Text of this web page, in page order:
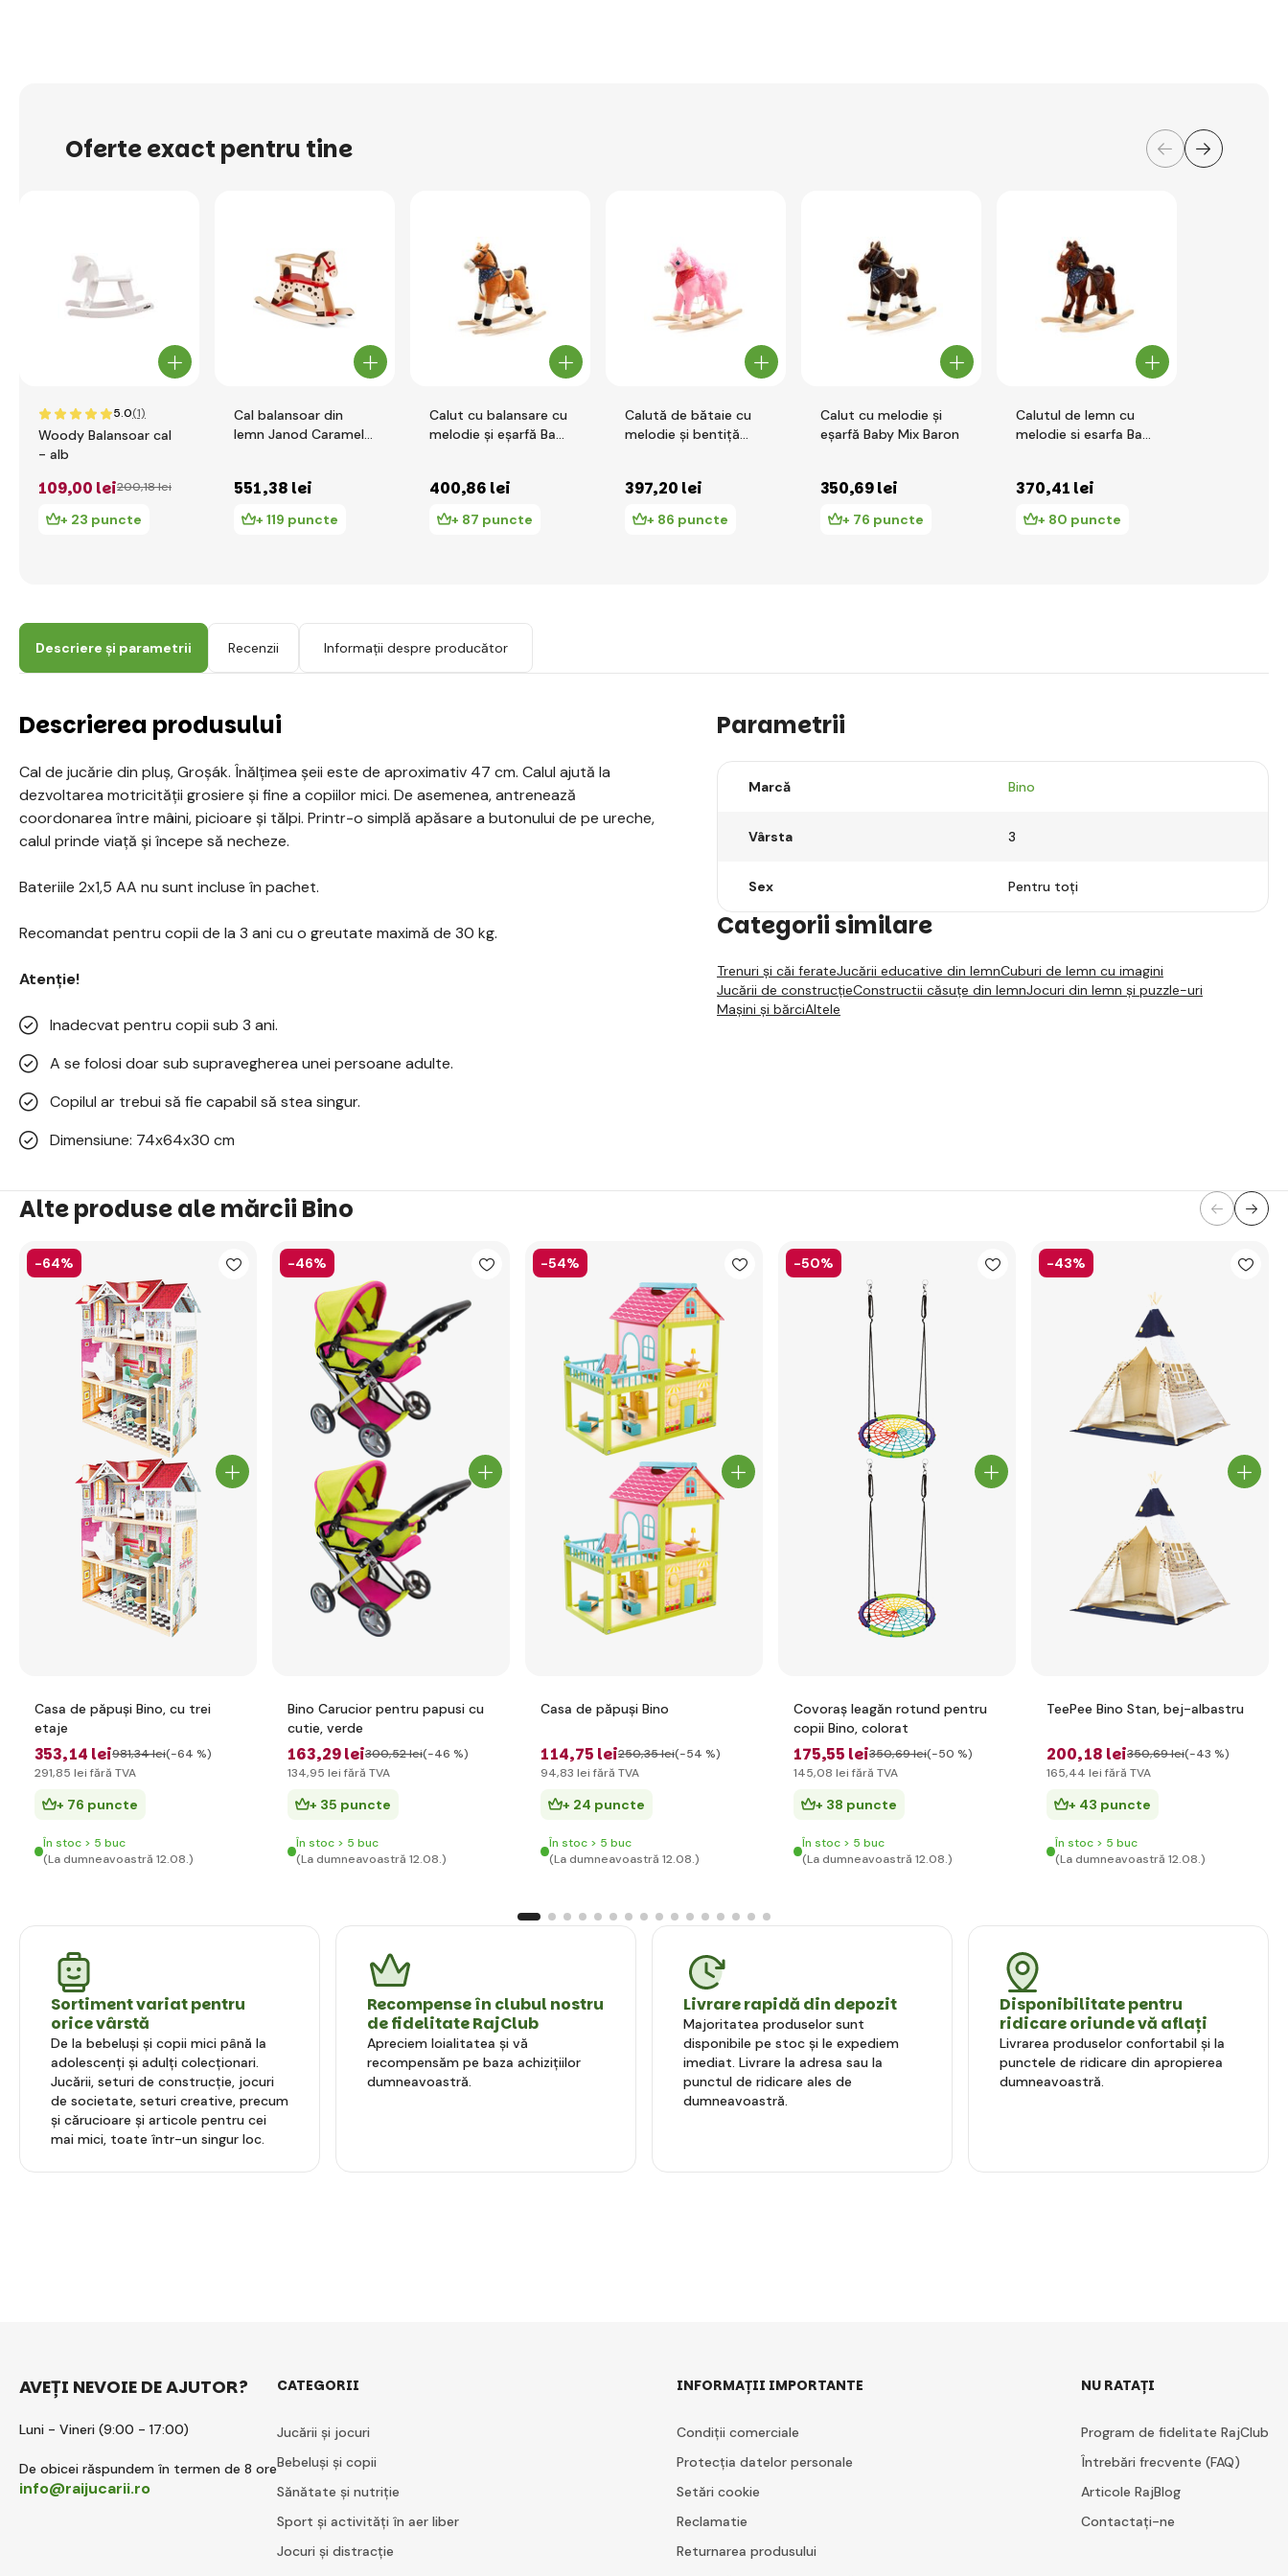
Oferte exact pentru tine
5.0(1)
Woody Balansoar cal
- alb
109,00 lei200,18 lei
+ 23 puncte
Cal balansoar din
lemn Janod Caramel
551,38 lei
+ 119 puncte
Calut cu balansare cu
melodie și eșarfă Baby
400,86 lei
+ 87 puncte
Calută de bătaie cu
melodie și bentiță
397,20 lei
+ 86 puncte
Calut cu melodie și
eșarfă Baby Mix Baron
350,69 lei
+ 76 puncte
Calutul de lemn cu
melodie si esarfa Baby
370,41 lei
+ 80 puncte
Descriere și parametrii Recenzii Informații despre producător
Descrierea produsului
Cal de jucărie din pluș, Groșák. Înălțimea șeii este de aproximativ 47 cm. Calul ajută la
dezvoltarea motricității grosiere și fine a copiilor mici. De asemenea, antrenează
coordonarea între mâini, picioare și tălpi. Printr-o simplă apăsare a butonului de pe ureche,
calul prinde viață și începe să necheze.
Bateriile 2x1,5 AA nu sunt incluse în pachet.
Recomandat pentru copii de la 3 ani cu o greutate maximă de 30 kg.
Atenție!
Inadecvat pentru copii sub 3 ani.
A se folosi doar sub supravegherea unei persoane adulte.
Copilul ar trebui să fie capabil să stea singur.
Dimensiune: 74x64x30 cm
Parametrii
Marcă Bino
Vârsta 3
Sex Pentru toți
Categorii similare
Trenuri și căi ferateJucării educative din lemnCuburi de lemn cu imagini
Jucării de construcțieConstructii căsuțe din lemnJocuri din lemn și puzzle-uri
Mașini și bărciAltele
Alte produse ale mărcii Bino
-64%
Casa de păpuși Bino, cu trei
etaje
353,14 lei981,34 lei(-64 %)
291,85 lei fără TVA
+ 76 puncte
În stoc > 5 buc
(La dumneavoastră 12.08.)
-46%
Bino Carucior pentru papusi cu
cutie, verde
163,29 lei300,52 lei(-46 %)
134,95 lei fără TVA
+ 35 puncte
În stoc > 5 buc
(La dumneavoastră 12.08.)
-54%
Casa de păpuși Bino
114,75 lei250,35 lei(-54 %)
94,83 lei fără TVA
+ 24 puncte
În stoc > 5 buc
(La dumneavoastră 12.08.)
-50%
Covoraș leagăn rotund pentru
copii Bino, colorat
175,55 lei350,69 lei(-50 %)
145,08 lei fără TVA
+ 38 puncte
În stoc > 5 buc
(La dumneavoastră 12.08.)
-43%
TeePee Bino Stan, bej-albastru
200,18 lei350,69 lei(-43 %)
165,44 lei fără TVA
+ 43 puncte
În stoc > 5 buc
(La dumneavoastră 12.08.)
Sortiment variat pentru
orice vârstă
De la bebeluși și copii mici până la
adolescenți și adulți colecționari.
Jucării, seturi de construcție, jocuri
de societate, seturi creative, precum
și cărucioare și articole pentru cei
mai mici, toate într-un singur loc.
Recompense în clubul nostru
de fidelitate RajClub
Apreciem loialitatea și vă
recompensăm pe baza achizițiilor
dumneavoastră.
Livrare rapidă din depozit
Majoritatea produselor sunt
disponibile pe stoc și le expediem
imediat. Livrare la adresa sau la
punctul de ridicare ales de
dumneavoastră.
Disponibilitate pentru
ridicare oriunde vă aflați
Livrarea produselor confortabil și la
punctele de ridicare din apropierea
dumneavoastră.
AVEȚI NEVOIE DE AJUTOR?
Luni - Vineri (9:00 - 17:00)
De obicei răspundem în termen de 8 ore
info@raijucarii.ro
CATEGORII
Jucării și jocuri
Bebeluși și copii
Sănătate și nutriție
Sport și activități în aer liber
Jocuri și distracție
INFORMAȚII IMPORTANTE
Condiții comerciale
Protecția datelor personale
Setări cookie
Reclamatie
Returnarea produsului
NU RATAȚI
Program de fidelitate RajClub
Întrebări frecvente (FAQ)
Articole RajBlog
Contactați-ne